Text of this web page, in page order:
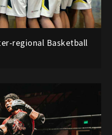
regional Basketball